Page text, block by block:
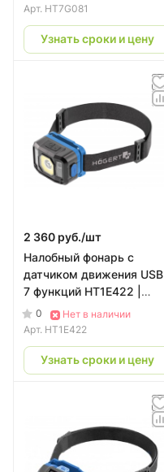
Арт. HT7G081
Узнать сроки и цену
2 360 руб./шт
Налобный фонарь с
датчиком движения USB
7 функций HT1E422 |
HOEGERT
0
Нет в наличии
Арт. HT1E422
Узнать сроки и цену